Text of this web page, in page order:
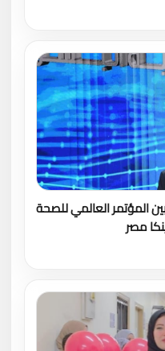
المؤتمر العالمي للصحة
مصر